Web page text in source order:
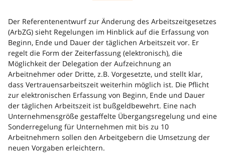
Der Referentenentwurf zur Änderung des Arbeitszeitgesetzes
(ArbZG) sieht Regelungen im Hinblick auf die Erfassung von
Beginn, Ende und Dauer der täglichen Arbeitszeit vor. Er
regelt die Form der Zeiterfassung (elektronisch), die
Möglichkeit der Delegation der Aufzeichnung an
Arbeitnehmer oder Dritte, z.B. Vorgesetzte, und stellt klar,
dass Vertrauensarbeitszeit weiterhin möglich ist. Die Pflicht
zur elektronischen Erfassung von Beginn, Ende und Dauer
der täglichen Arbeitszeit ist bußgeldbewehrt. Eine nach
Unternehmensgröße gestaffelte Übergangsregelung und eine
Sonderregelung für Unternehmen mit bis zu 10
Arbeitnehmern sollen den Arbeitgebern die Umsetzung der
neuen Vorgaben erleichtern.